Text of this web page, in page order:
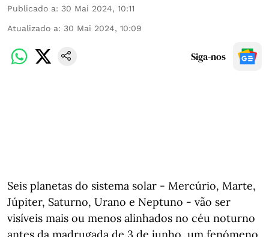
Publicado a: 30 Mai 2024, 10:11
Atualizado a: 30 Mai 2024, 10:09
Siga-nos
Seis planetas do sistema solar - Mercúrio, Marte,
Júpiter, Saturno, Urano e Neptuno - vão ser
visíveis mais ou menos alinhados no céu noturno
antes da madrugada de 3 de junho, um fenómeno